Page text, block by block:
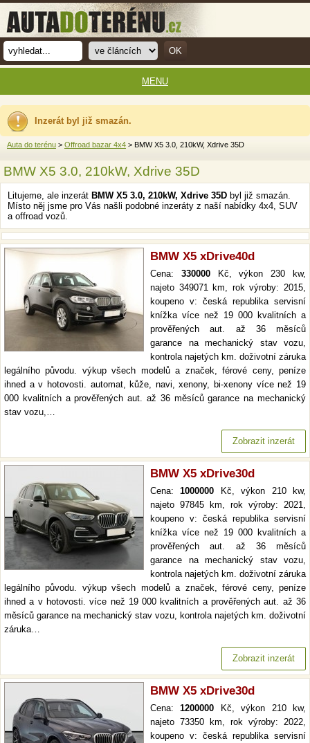
Inzerát byl již smazán.
Auta do terénu > Offroad bazar 4x4 > BMW X5 3.0, 210kW, Xdrive 35D
BMW X5 3.0, 210kW, Xdrive 35D
Litujeme, ale inzerát BMW X5 3.0, 210kW, Xdrive 35D byl již smazán.
Místo něj jsme pro Vás našli podobné inzeráty z naší nabídky 4x4, SUV
a offroad vozů.
BMW X5 xDrive40d
Cena: 330000Kč, výkon 230 kw,
najeto 349071 km, rok výroby: 2015,
koupeno v: česká republika servisní
knížka více než 19 000 kvalitních a
prověřených aut. až 36 měsíců
garance na mechanický stav vozu,
kontrola najetých km. doživotní záruka
legálního původu. výkup všech modelů a značek, férové ceny, peníze
ihned a v hotovosti. automat, kůže, navi, xenony, bi-xenony více než 19
000 kvalitních a prověřených aut. až 36 měsíců garance na mechanický
stav vozu,…
Zobrazit inzerát
BMW X5 xDrive30d
Cena:1000000 Kč, výkon 210 kw,
najeto 97845 km, rok výroby: 2021,
koupeno v: česká republika servisní
knížka více než 19 000 kvalitních a
prověřených aut. až 36 měsíců
garance na mechanický stav vozu,
kontrola najetých km. doživotní záruka
legálního původu. výkup všech modelů a značek, férové ceny, peníze
ihned a v hotovosti. více než 19 000 kvalitních a prověřených aut. až 36
měsíců garance na mechanický stav vozu, kontrola najetých km. doživotní
záruka…
Zobrazit inzerát
BMW X5 xDrive30d
Cena:1200000 Kč, výkon 210 kw,
najeto 73350 km, rok výroby: 2022,
koupeno v: česká republika servisní
MENU